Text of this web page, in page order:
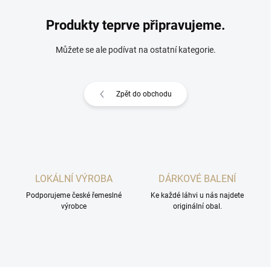
Produkty teprve připravujeme.
Můžete se ale podívat na ostatní kategorie.
Zpět do obchodu
LOKÁLNÍ VÝROBA
Podporujeme české řemeslné
výrobce
DÁRKOVÉ BALENÍ
Ke každé láhvi u nás najdete
originální obal.